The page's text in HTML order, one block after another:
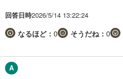
回答日時2026/5/14 13:22:24
なるほど： 0 そうだね： 0